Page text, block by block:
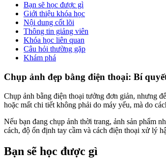
Bạn sẽ học được gì
Giới thiệu khóa học
Nội dung cốt lõi
Thông tin giảng viên
Khóa học liên quan
Câu hỏi thường gặp
Khám phá
Chụp ảnh đẹp bằng điện thoại: Bí
Chụp ảnh bằng điện thoại tưởng đơn giản, nhưng
hoặc mất chi tiết không phải do máy yếu, mà do
Nếu bạn đang chụp ảnh thời trang, ảnh sản phẩm
cách, độ ổn định tay cầm và cách điện thoại xử lý
Bạn sẽ học được gì